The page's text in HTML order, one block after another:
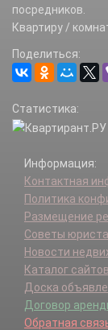
посредников.
Квартиру /
Поделиться:
Статистика:
Информация:
Контактная
Политика
Размещение
Советы юриста
Новости
Каталог сайтов
Доска
Договор
Обратная